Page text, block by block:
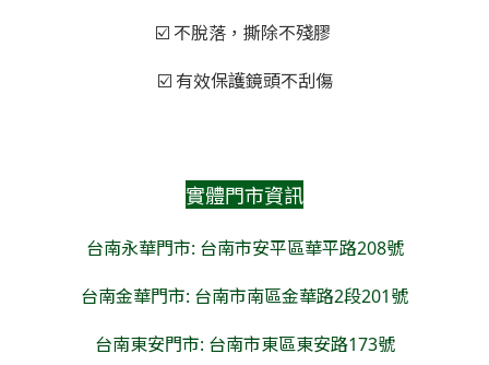
☑️ 不脫落，撕除不殘膠
☑️ 有效保護鏡頭不刮傷
實體門市資訊
台南永華門市: 台南市安平區華平路208號
台南金華門市: 台南市南區金華路2段201號
台南東安門市: 台南市東區東安路173號